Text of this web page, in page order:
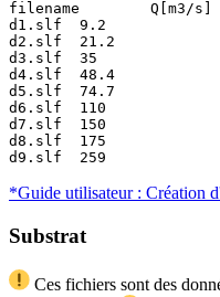
filename	Q[m3/s]
d1.slf	9.2
d2.slf	21.2
d3.slf	35
d4.slf	48.4
d5.slf	74.7
d6.slf	110
d7.slf	150
d8.slf	175
d9.slf	259
*Guide utilisateur : Création
Substrat
Ces fichiers sont des